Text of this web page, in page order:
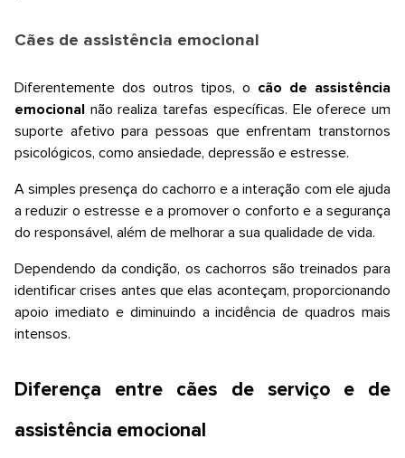
Cães de assistência emocional
Diferentemente dos outros tipos, o cão de assistência
emocional não realiza tarefas específicas. Ele oferece um
suporte afetivo para pessoas que enfrentam transtornos
psicológicos, como ansiedade, depressão e estresse.
A simples presença do cachorro e a interação com ele ajuda
a reduzir o estresse e a promover o conforto e a segurança
do responsável, além de melhorar a sua qualidade de vida.
Dependendo da condição, os cachorros são treinados para
identificar crises antes que elas aconteçam, proporcionando
apoio imediato e diminuindo a incidência de quadros mais
intensos.
Diferença entre cães de serviço e de
assistência emocional